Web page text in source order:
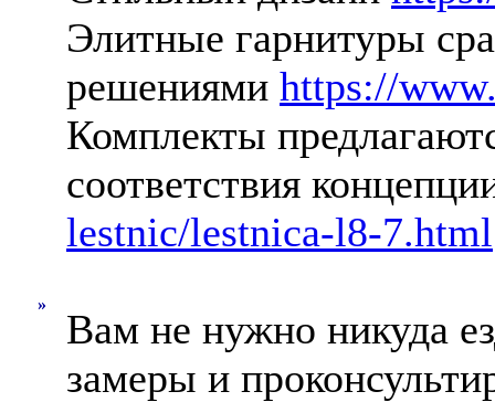
»
Элитные гарнитуры
решениями https://
Комплекты
соответствия
lestnic/lestnica-l8-7.html
Вам не нужно никуда
замеры и